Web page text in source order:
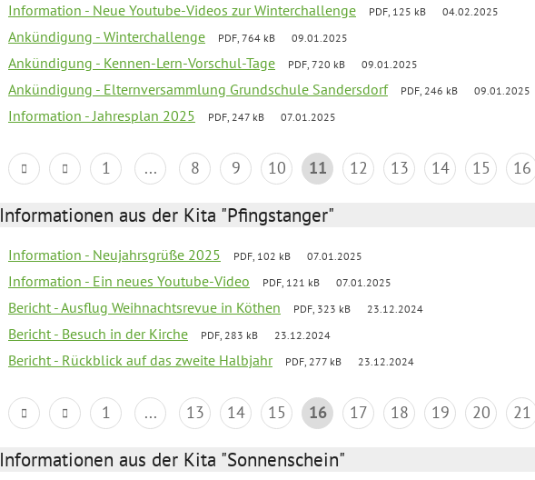
Information - Neue Youtube-Videos zur Winterchallenge PDF, 125 kB 04.02.2025
Ankündigung - Winterchallenge PDF, 764 kB 09.01.2025
Ankündigung - Kennen-Lern-Vorschul-Tage PDF, 720 kB 09.01.2025
Ankündigung - Elternversammlung Grundschule Sandersdorf PDF, 246 kB 09.01.2025
Information - Jahresplan 2025 PDF, 247 kB 07.01.2025
1 ... 8 9 10 11 12 13 14 15 16
Informationen aus der Kita "Pfingstanger"
Information - Neujahrsgrüße 2025 PDF, 102 kB 07.01.2025
Information - Ein neues Youtube-Video PDF, 121 kB 07.01.2025
Bericht - Ausflug Weihnachtsrevue in Köthen PDF, 323 kB 23.12.2024
Bericht - Besuch in der Kirche PDF, 283 kB 23.12.2024
Bericht - Rückblick auf das zweite Halbjahr PDF, 277 kB 23.12.2024
1 ... 13 14 15 16 17 18 19 20 21
Informationen aus der Kita "Sonnenschein"